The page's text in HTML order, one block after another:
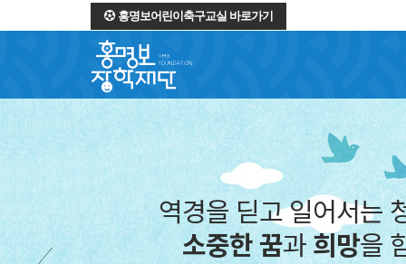
홍명보어린이축구교실 바로가기
역경을 딛고
소중한 꿈